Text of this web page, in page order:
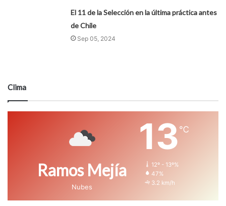
El 11 de la Selección en la última práctica antes
de Chile
Sep 05, 2024
Clima
Ramos Mejía
Nubes
13 ℃
12º - 13º%
47%
3.2 km/h